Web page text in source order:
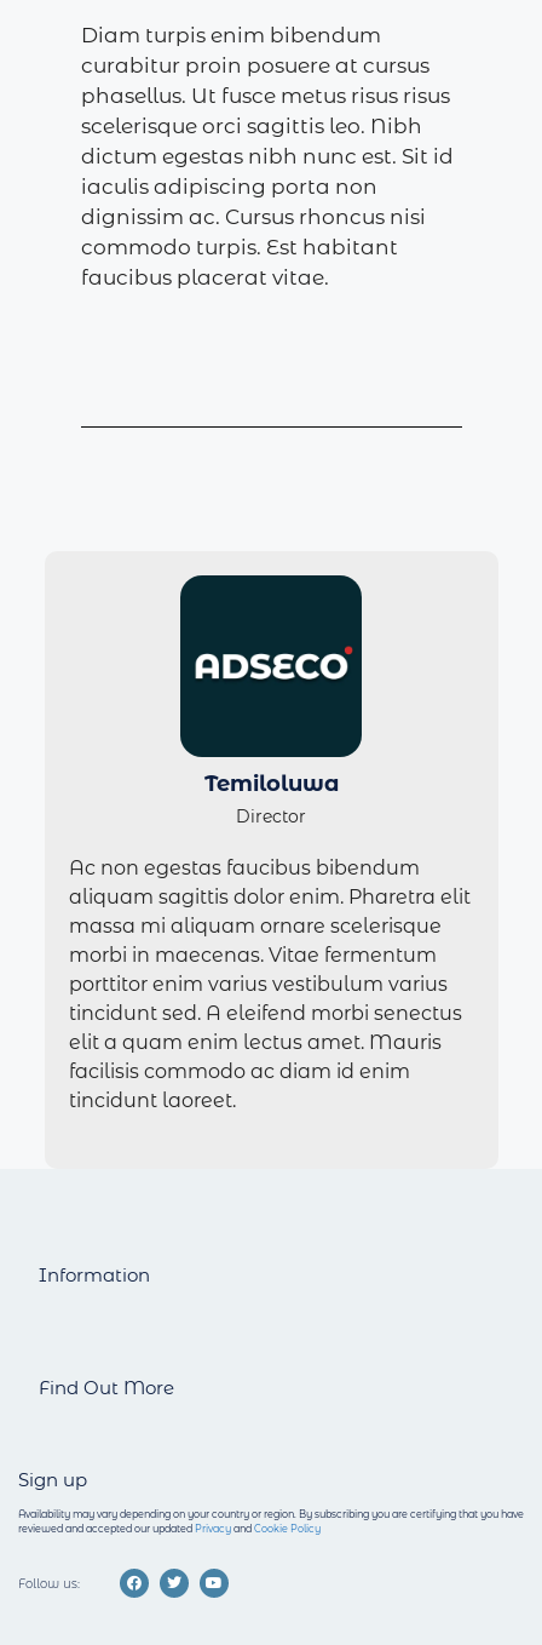
Diam turpis enim bibendum
curabitur proin posuere at cursus
phasellus. Ut fusce metus risus risus
scelerisque orci sagittis leo. Nibh
dictum egestas nibh nunc est. Sit id
iaculis adipiscing porta non
dignissim ac. Cursus rhoncus nisi
commodo turpis. Est habitant
faucibus placerat vitae.
Temiloluwa
Director
Ac non egestas faucibus bibendum
aliquam sagittis dolor enim. Pharetra elit
massa mi aliquam ornare scelerisque
morbi in maecenas. Vitae fermentum
porttitor enim varius vestibulum varius
tincidunt sed. A eleifend morbi senectus
elit a quam enim lectus amet. Mauris
facilisis commodo ac diam id enim
tincidunt laoreet.
Information
Find Out More
Sign up
Availability may vary depending on your country or region. By subscribing you are certifying that you have
reviewed and accepted our updated Privacy and Cookie Policy
Follow us: